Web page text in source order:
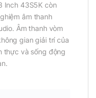
Inch 43S5K còn
âm thanh
Âm thanh vòm
gian giải trí của
thực và sống động